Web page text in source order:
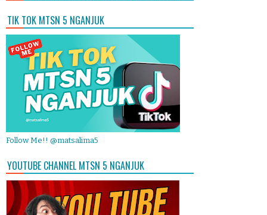
TIK TOK MTSN 5 NGANJUK
Follow Me!! @matsalima5
YOUTUBE CHANNEL MTSN 5 NGANJUK